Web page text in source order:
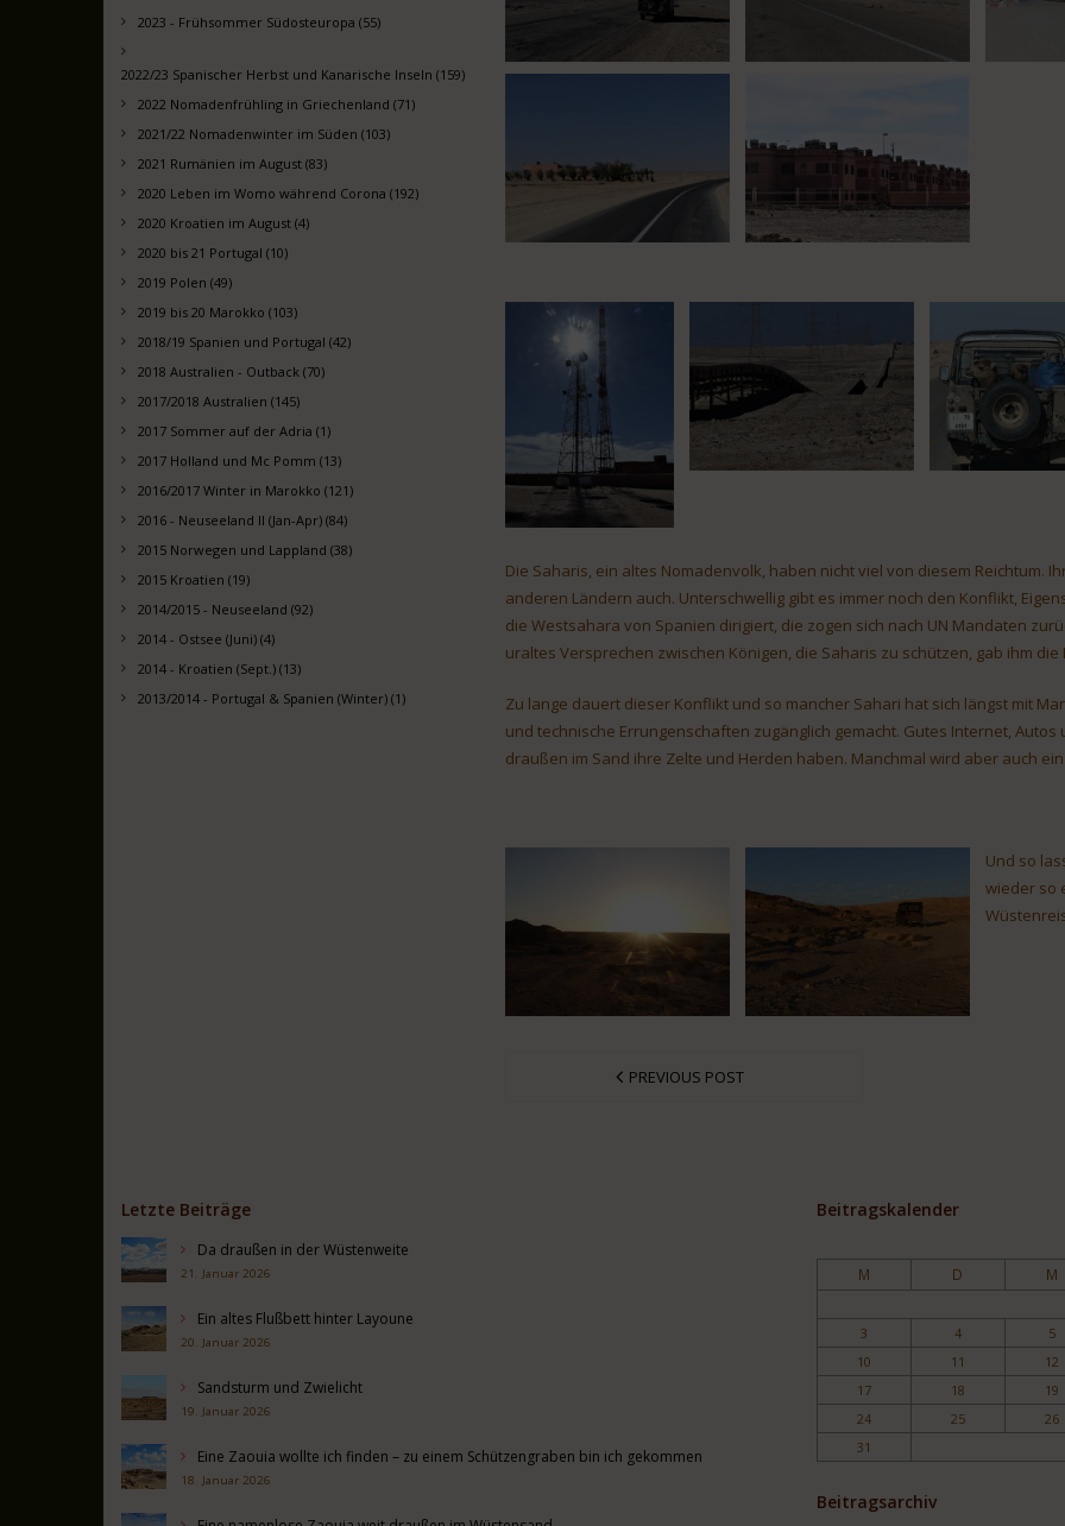
Die Saharis, ein altes Nomadenvolk, haben nicht viel von diesem Reichtum.
anderen Ländern auch. Unterschwellig gibt es immer noch den Konflikt,
die Westsahara von Spanien dirigiert, die zogen sich nach UN Mandaten
uraltes Versprechen zwischen Königen, die Saharis zu schützen, gab ihm die
Zu lange dauert dieser Konflikt und so mancher Sahari hat sich längst mit
und technische Errungenschaften zugänglich gemacht. Gutes Internet,
draußen im Sand ihre Zelte und Herden haben. Manchmal wird aber auch
Und so
wieder so
PREVIOUS POST
2023 - Frühsommer Südosteuropa (55)
2022/23 Spanischer Herbst und Kanarische Inseln (159)
2022 Nomadenfrühling in Griechenland (71)
2021/22 Nomadenwinter im Süden (103)
2021 Rumänien im August (83)
2020 Leben im Womo während Corona (192)
2020 Kroatien im August (4)
2020 bis 21 Portugal (10)
2019 Polen (49)
2019 bis 20 Marokko (103)
2018/19 Spanien und Portugal (42)
2018 Australien - Outback (70)
2017/2018 Australien (145)
2017 Sommer auf der Adria (1)
2017 Holland und Mc Pomm (13)
2016/2017 Winter in Marokko (121)
2016 - Neuseeland II (Jan-Apr) (84)
2015 Norwegen und Lappland (38)
2015 Kroatien (19)
2014/2015 - Neuseeland (92)
2014 - Ostsee (Juni) (4)
2014 - Kroatien (Sept.) (13)
2013/2014 - Portugal & Spanien (Winter) (1)
Letzte Beiträge
Da draußen in der Wüstenweite
21. Januar 2026
Ein altes Flußbett hinter Layoune
20. Januar 2026
Sandsturm und Zwielicht
19. Januar 2026
Eine Zaouia wollte ich finden – zu einem Schützengraben bin ich gekommen
18. Januar 2026
Beitragskalender
M D M
3 4
5
10
11
12
17
18
19
24
25
26
31
Beitragsarchiv